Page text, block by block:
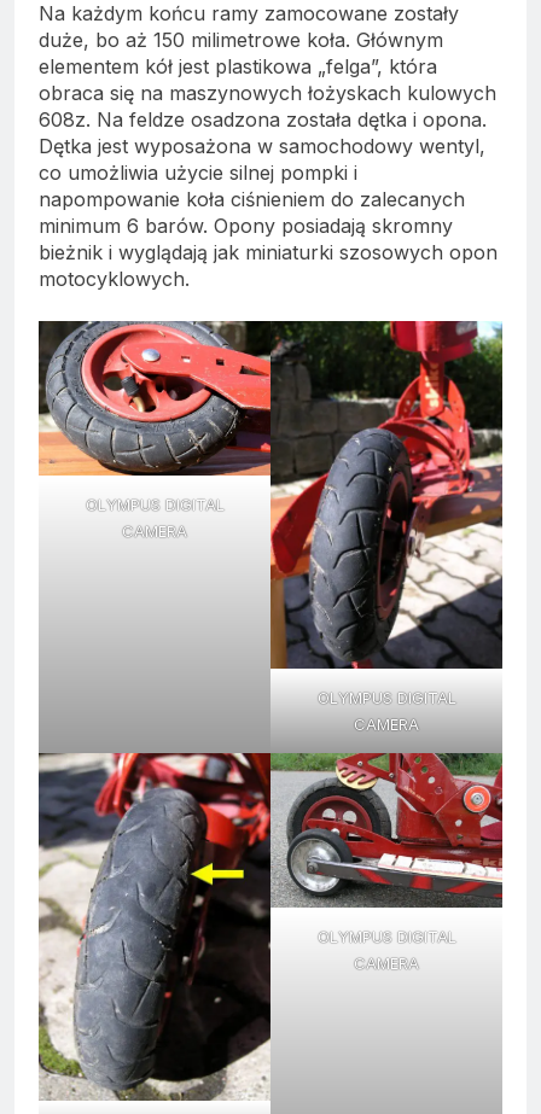
Na każdym końcu ramy zamocowane zostały
duże, bo aż 150 milimetrowe koła. Głównym
elementem kół jest plastikowa „felga”, która
obraca się na maszynowych łożyskach kulowych
608z. Na feldze osadzona została dętka i opona.
Dętka jest wyposażona w samochodowy wentyl,
co umożliwia użycie silnej pompki i
napompowanie koła ciśnieniem do zalecanych
minimum 6 barów. Opony posiadają skromny
bieżnik i wyglądają jak miniaturki szosowych opon
motocyklowych.
OLYMPUS DIGITAL
CAMERA
OLYMPUS DIGITAL
CAMERA
OLYMPUS DIGITAL
CAMERA